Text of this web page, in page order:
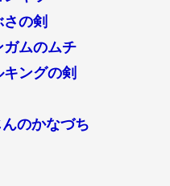
の剣
ムのムチ
ングの剣
のかなづち